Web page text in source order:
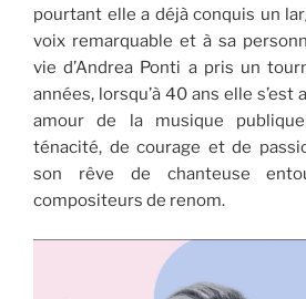
pourtant elle a déjà conquis un
voix remarquable et à sa
vie d’Andrea Ponti a pris un
années, lorsqu’à 40 ans elle s’est
amour de la musique
ténacité, de courage et de
son rêve de chanteuse
compositeurs de renom.